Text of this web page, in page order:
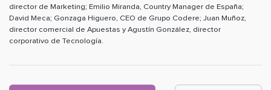
director de Marketing; Emilio Miranda, Country Manager de España;
David Meca; Gonzaga Higuero, CEO de Grupo Codere; Juan Muñoz,
director comercial de Apuestas y Agustín González, director
corporativo de Tecnología.